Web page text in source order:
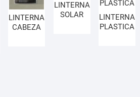
LINTERNA
CABEZA
LINTERNA
SOLAR
LINTERNA
PLASTICA